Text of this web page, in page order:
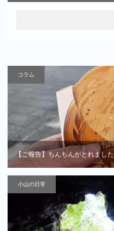
コラム
【ご報告】ちんちんがとれました
小山の日常